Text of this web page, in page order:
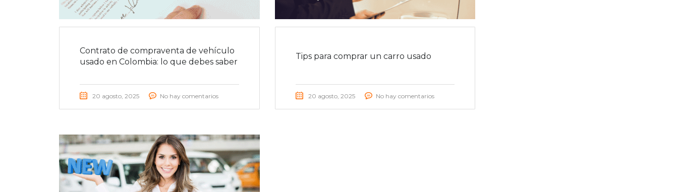
Contrato de compraventa de vehículo
usado en Colombia: lo que debes saber
20 agosto, 2025 No hay comentarios
Tips para comprar un carro usado
20 agosto, 2025 No hay comentarios